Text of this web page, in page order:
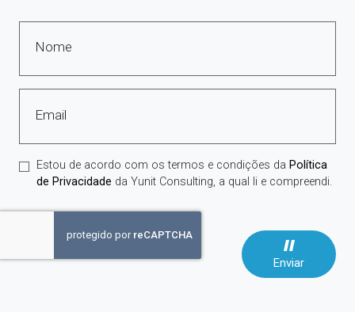
Nome
Email
Estou de acordo com os termos e condições da Política
de Privacidade da Yunit Consulting, a qual li e compreendi.
Enviar